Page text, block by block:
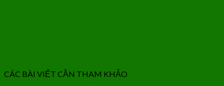
CÁC BÀI VIẾT CẦN THAM KHẢO